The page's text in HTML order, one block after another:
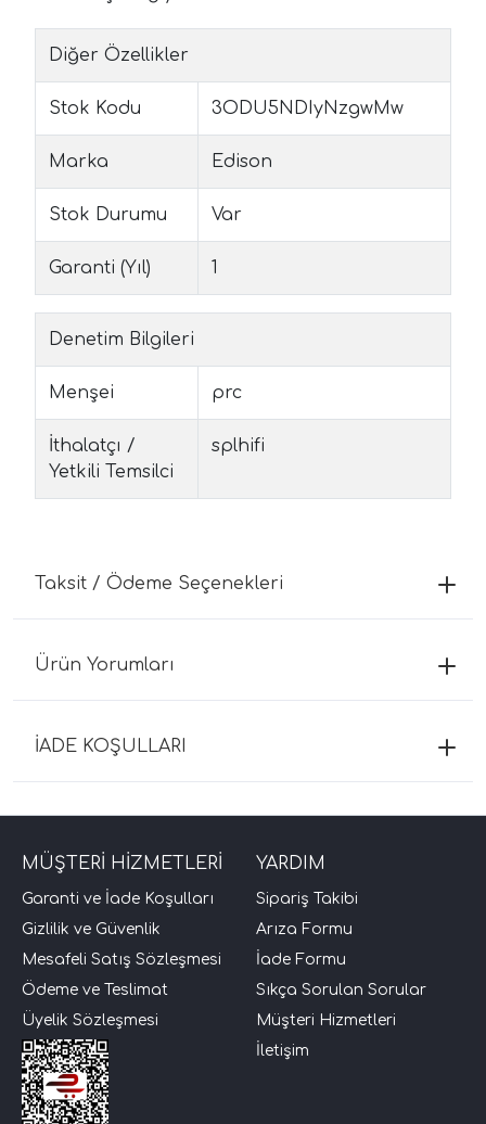
Diğer Özellikler
Stok Kodu 3ODU5NDIyNzgwMw
Marka Edison
Stok Durumu Var
Garanti (Yıl) 1
Denetim Bilgileri
Menşei prc
İthalatçı /
Yetkili Temsilci
splhifi
Taksit / Ödeme Seçenekleri
Ürün Yorumları
İADE KOŞULLARI
MÜŞTERİ HİZMETLERİ
Garanti ve İade Koşulları
Gizlilik ve Güvenlik
Mesafeli Satış Sözleşmesi
Ödeme ve Teslimat
Üyelik Sözleşmesi
YARDIM
Sipariş Takibi
Arıza Formu
İade Formu
Sıkça Sorulan Sorular
Müşteri Hizmetleri
İletişim